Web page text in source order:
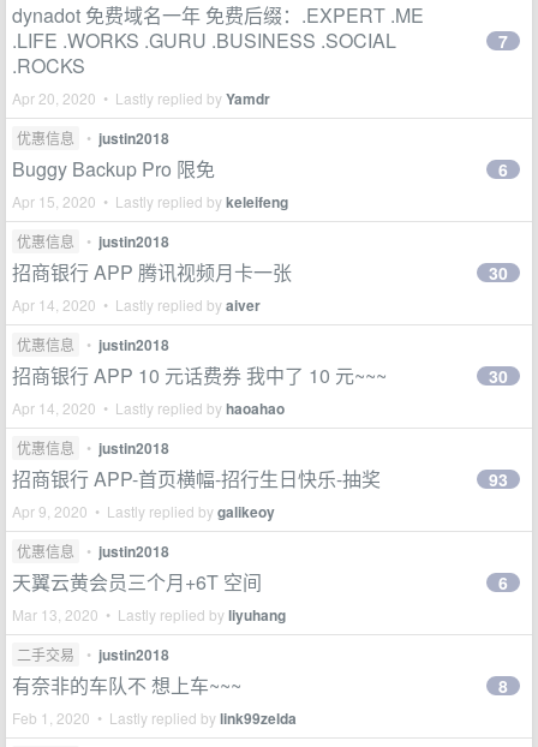
dynadot 免费域名一年 免费后缀：.EXPERT .ME
.LIFE .WORKS .GURU .BUSINESS .SOCIAL
.ROCKS
Apr 20, 2020 • Lastly replied byYamdr
7
优惠信息 • justin2018
Buggy Backup Pro 限免
Apr 15, 2020 • Lastly replied bykeleifeng
6
优惠信息 • justin2018
招商银行 APP 腾讯视频月卡一张
Apr 14, 2020 • Lastly replied byaiver
30
优惠信息 • justin2018
招商银行 APP 10 元话费券 我中了 10 元~~~
Apr 14, 2020 • Lastly replied byhaoahao
30
优惠信息 • justin2018
招商银行 APP-首页横幅-招行生日快乐-抽奖
Apr 9, 2020 • Lastly replied bygalikeoy
93
优惠信息 • justin2018
天翼云黄会员三个月+6T 空间
Mar 13, 2020 • Lastly replied byliyuhang
6
二手交易 • justin2018
有奈非的车队不 想上车~~~
Feb 1, 2020 • Lastly replied bylink99zelda
8